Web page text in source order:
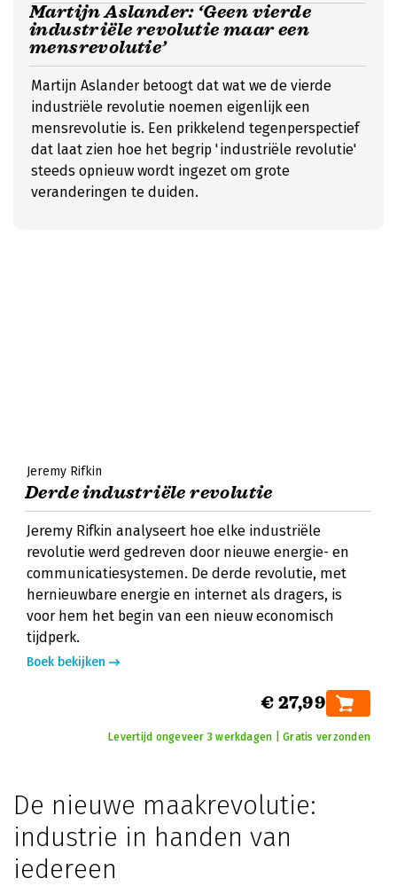
Martijn Aslander: ‘Geen vierde
industriële revolutie maar een
mensrevolutie’
Martijn Aslander betoogt dat wat we de vierde
industriële revolutie noemen eigenlijk een
mensrevolutie is. Een prikkelend tegenperspectief
dat laat zien hoe het begrip 'industriële revolutie'
steeds opnieuw wordt ingezet om grote
veranderingen te duiden.
Jeremy Rifkin
Derde industriële revolutie
Jeremy Rifkin analyseert hoe elke industriële
revolutie werd gedreven door nieuwe energie- en
communicatiesystemen. De derde revolutie, met
hernieuwbare energie en internet als dragers, is
voor hem het begin van een nieuw economisch
tijdperk.
Boek bekijken
€ 27,99
Levertijd ongeveer 3 werkdagen | Gratis verzonden
De nieuwe maakrevolutie:
industrie in handen van
iedereen